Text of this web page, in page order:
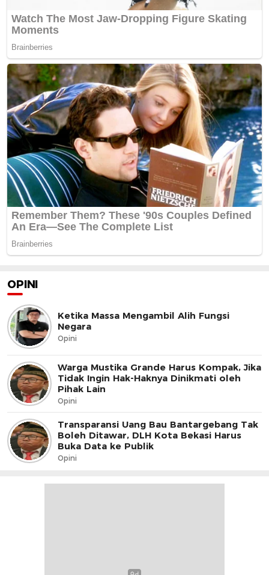
OPINI
Ketika Massa Mengambil Alih Fungsi
Negara
Opini
Warga Mustika Grande Harus Kompak, Jika
Tidak Ingin Hak-Haknya Dinikmati oleh
Pihak Lain
Opini
Transparansi Uang Bau Bantargebang Tak
Boleh Ditawar, DLH Kota Bekasi Harus
Buka Data ke Publik
Opini